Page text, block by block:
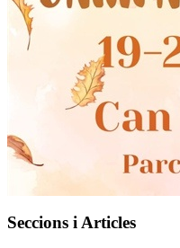
Seccions i Articles